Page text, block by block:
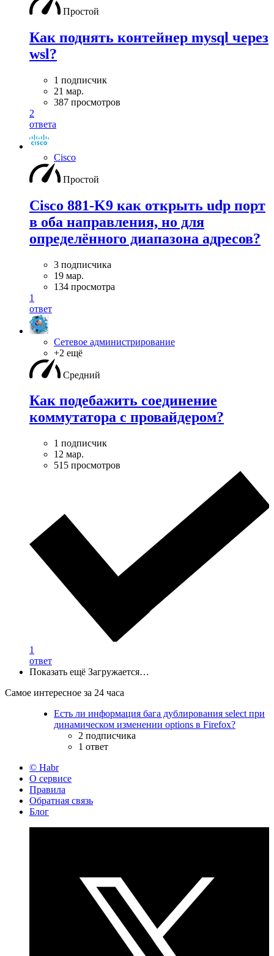
Простой
Как поднять контейнер mysql через
wsl?
1 подписчик
21 мар.
387 просмотров
2
ответа
Cisco
Простой
Cisco 881-K9 как открыть udp порт
в оба направления, но для
определённого диапазона адресов?
3 подписчика
19 мар.
134 просмотра
1
ответ
Сетевое администрирование
+2 ещё
Средний
Как подебажить соединение
коммутатора с провайдером?
1 подписчик
12 мар.
515 просмотров
1
ответ
Показать ещё Загружается…
Самое интересное за 24 часа
Есть ли информация бага дублирования select при
динамическом изменении options в Firefox?
2 подписчика
1 ответ
© Habr
О сервисе
Правила
Обратная связь
Блог